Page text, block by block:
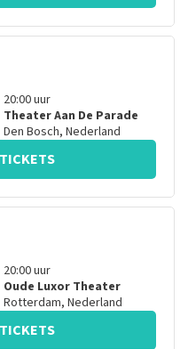
20:00uur
Theater Aan De Parade
Den Bosch, Nederland
20:00uur
Oude Luxor Theater
Rotterdam, Nederland